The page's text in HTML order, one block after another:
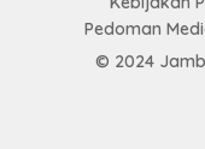
Pedoman
© 2024